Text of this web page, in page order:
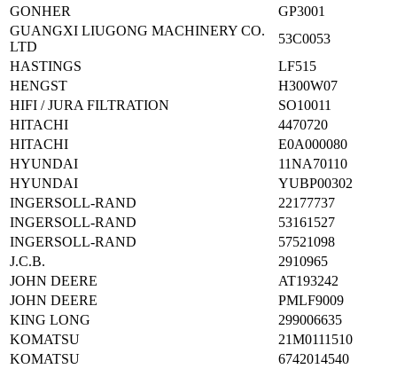
GONHER
GP3001
GUANGXI LIUGONG MACHINERY CO.
LTD
53C0053
HASTINGS
LF515
HENGST
H300W07
HIFI / JURA FILTRATION
SO10011
HITACHI
4470720
HITACHI
E0A000080
HYUNDAI
11NA70110
HYUNDAI
YUBP00302
INGERSOLL-RAND
22177737
INGERSOLL-RAND
53161527
INGERSOLL-RAND
57521098
J.C.B.
2910965
JOHN DEERE
AT193242
JOHN DEERE
PMLF9009
KING LONG
299006635
KOMATSU
21M0111510
KOMATSU
6742014540